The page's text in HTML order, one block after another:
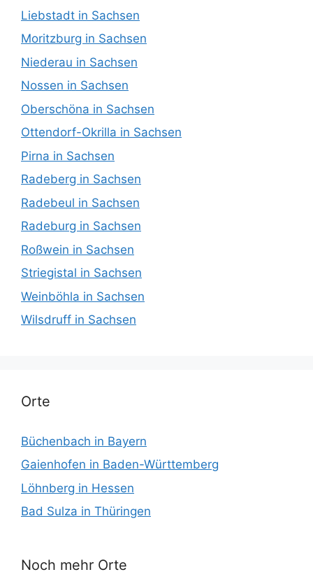
Liebstadt in Sachsen
Moritzburg in Sachsen
Niederau in Sachsen
Nossen in Sachsen
Oberschöna in Sachsen
Ottendorf-Okrilla in Sachsen
Pirna in Sachsen
Radeberg in Sachsen
Radebeul in Sachsen
Radeburg in Sachsen
Roßwein in Sachsen
Striegistal in Sachsen
Weinböhla in Sachsen
Wilsdruff in Sachsen
Orte
Büchenbach in Bayern
Gaienhofen in Baden-Württemberg
Löhnberg in Hessen
Bad Sulza in Thüringen
Noch mehr Orte